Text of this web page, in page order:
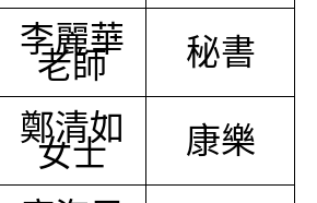
李麗華
老師 秘書
鄭清如
女士 康樂